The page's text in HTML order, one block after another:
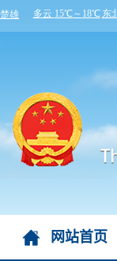
网站首页